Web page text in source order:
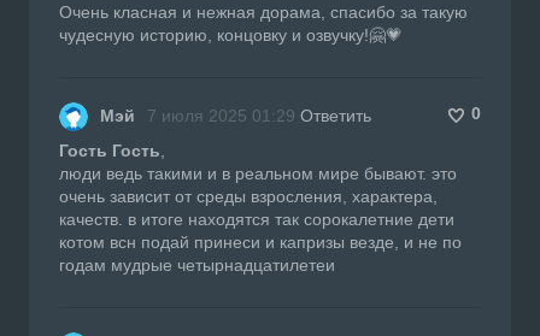
Очень класная и нежная дорама, спасибо за такую
чудесную историю, концовку и озвучку!🤗💗
Мэй 7 июля 2025 01:29 Ответить
0
Гость Гость
люди ведь такими и в реальном мире бывают. это
очень зависит от среды взросления, характера,
качеств. в итоге находятся так сорокалетние дети
котом всн подай принеси и капризы везде, и не по
годам мудрые четырнадцатилетеи